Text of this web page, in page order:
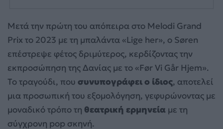
Μετά την πρώτη του απόπειρα στο Melodi Grand
Prix το 2023 με τη μπαλάντα «Lige her», ο Søren
επέστρεψε φέτος δριμύτερος, κερδίζοντας την
εκπροσώπηση της Δανίας με το «Før Vi Går Hjem».
Το τραγούδι, που συνυπογράφει ο ίδιος, αποτελεί
μια προσωπική του εξομολόγηση, γεφυρώνοντας με
μοναδικό τρόπο τη θεατρική ερμηνεία με τη
σύγχρονη pop σκηνή.